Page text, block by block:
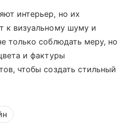
интерьер, но их
к визуальному шуму и
только соблюдать меру, но
и фактуры
чтобы создать стильный